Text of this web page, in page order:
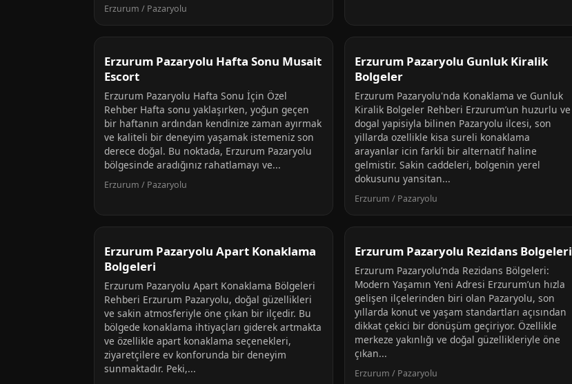
Erzurum / Pazaryolu
Erzurum Pazaryolu Hafta Sonu Musait
Escort
Erzurum Pazaryolu Hafta Sonu İçin Özel
Rehber Hafta sonu yaklaşırken, yoğun geçen
bir haftanın ardından kendinize zaman ayırmak
ve kaliteli bir deneyim yaşamak istemeniz son
derece doğal. Bu noktada, Erzurum Pazaryolu
bölgesinde aradığınız rahatlamayı ve...
Erzurum / Pazaryolu
Erzurum Pazaryolu Gunluk Kiralik
Bolgeler
Erzurum Pazaryolu'nda Konaklama ve Gunluk
Kiralik Bolgeler Rehberi Erzurum’un huzurlu ve
dogal yapisiyla bilinen Pazaryolu ilcesi, son
yillarda ozellikle kisa sureli konaklama
arayanlar icin farkli bir alternatif haline
gelmistir. Sakin caddeleri, bolgenin yerel
dokusunu yansitan...
Erzurum / Pazaryolu
Erzurum Pazaryolu Apart Konaklama
Bolgeleri
Erzurum Pazaryolu Apart Konaklama Bölgeleri
Rehberi Erzurum Pazaryolu, doğal güzellikleri
ve sakin atmosferiyle öne çıkan bir ilçedir. Bu
bölgede konaklama ihtiyaçları giderek artmakta
ve özellikle apart konaklama seçenekleri,
ziyaretçilere ev konforunda bir deneyim
sunmaktadır. Peki,...
Erzurum Pazaryolu Rezidans Bolgeleri
Erzurum Pazaryolu’nda Rezidans Bölgeleri:
Modern Yaşamın Yeni Adresi Erzurum’un hızla
gelişen ilçelerinden biri olan Pazaryolu, son
yıllarda konut ve yaşam standartları açısından
dikkat çekici bir dönüşüm geçiriyor. Özellikle
merkeze yakınlığı ve doğal güzellikleriyle öne
çıkan...
Erzurum / Pazaryolu